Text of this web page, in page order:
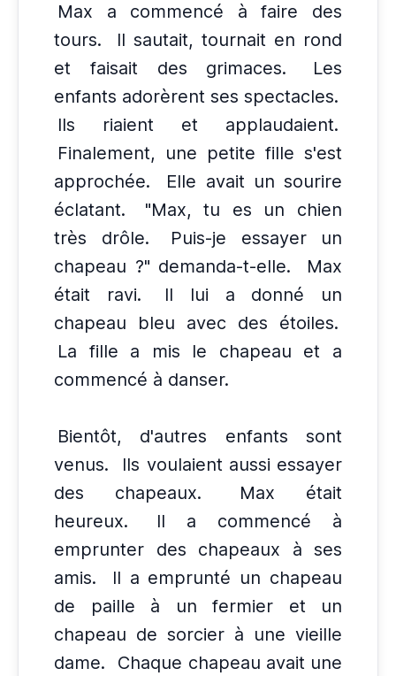
Max a commencé à faire des
tours.
Il sautait, tournait en rond
et faisait des grimaces.
Les
enfants adorèrent ses spectacles.
Ils riaient et applaudaient.
Finalement, une petite fille s'est
approchée.
Elle avait un sourire
éclatant.
"Max, tu es un chien
très drôle.
Puis-je essayer un
chapeau ?" demanda-t-elle.
Max
était ravi.
Il lui a donné un
chapeau bleu avec des étoiles.
La fille a mis le chapeau et a
commencé à danser.
Bientôt, d'autres enfants sont
venus.
Ils voulaient aussi essayer
des chapeaux.
Max était
heureux.
Il a commencé à
emprunter des chapeaux à ses
amis.
Il a emprunté un chapeau
de paille à un fermier et un
chapeau de sorcier à une vieille
dame.
Chaque chapeau avait une